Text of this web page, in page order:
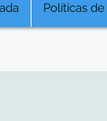
Políticas